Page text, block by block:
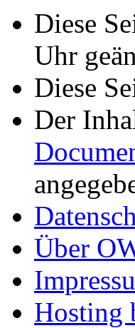
Diese
Uhr
Diese
Der
Über
Hosting